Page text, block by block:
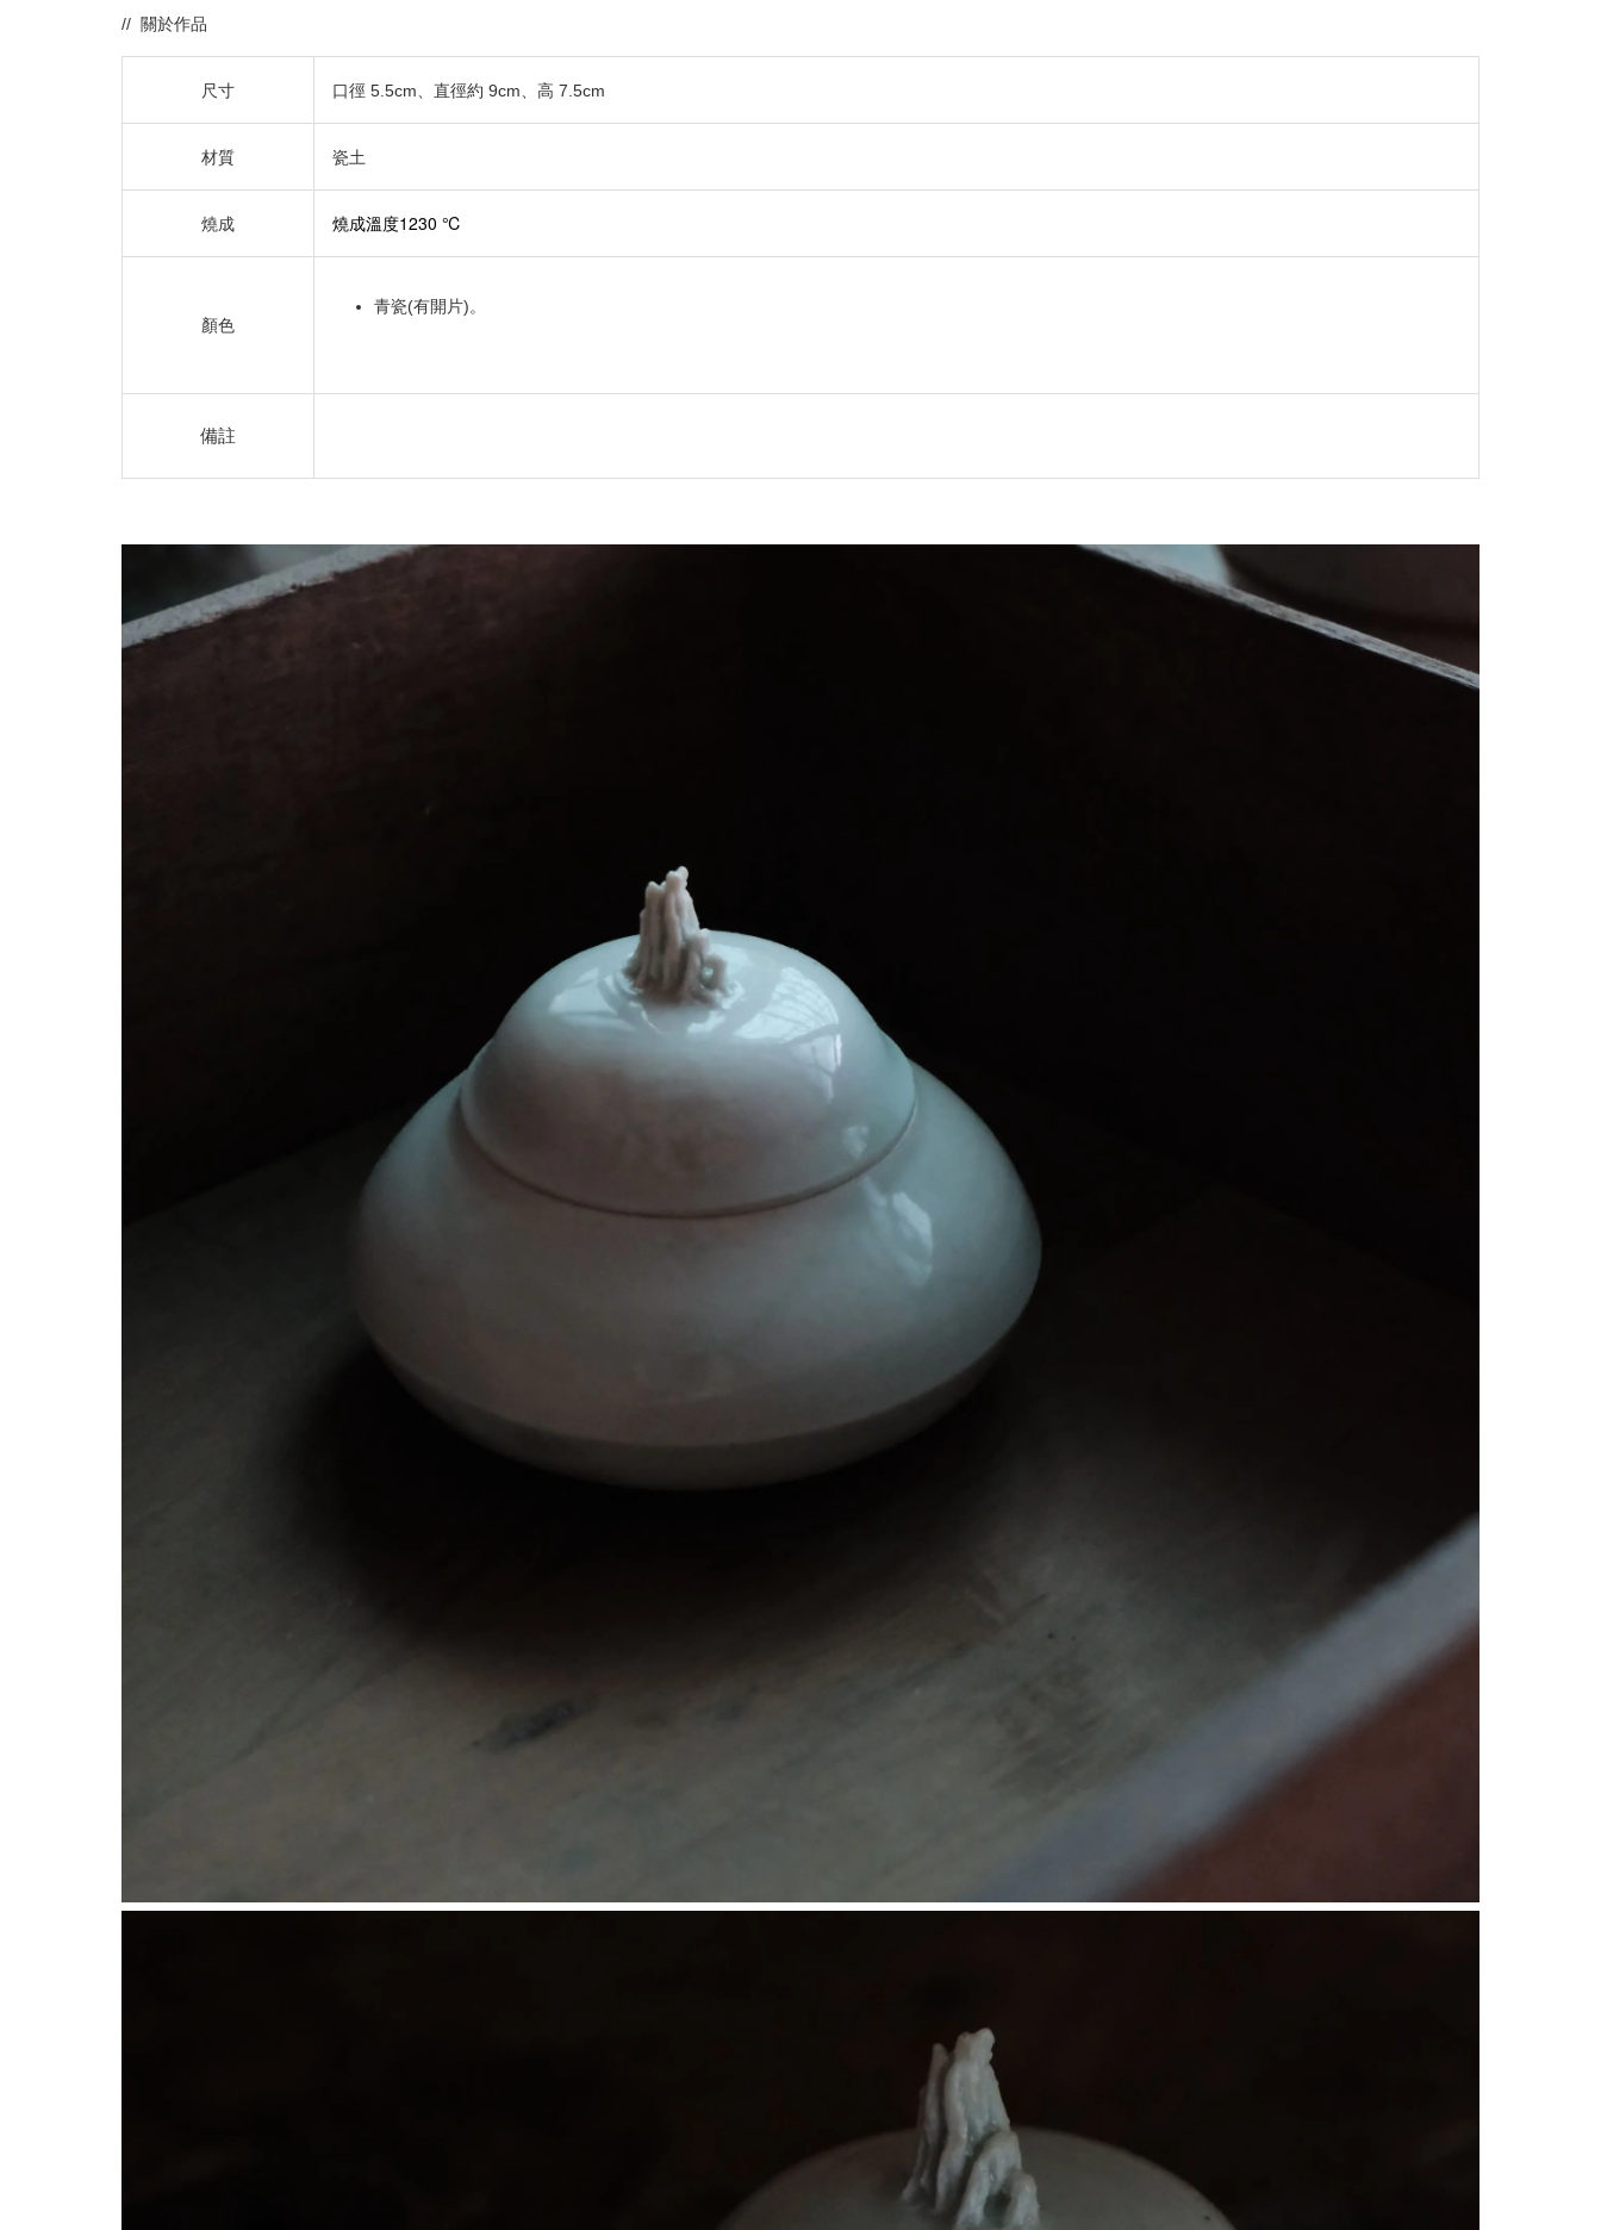
// 關於作品
尺寸 口徑 5.5cm、直徑約 9cm、 高 7.5cm
材質 瓷土
燒成 燒成溫度1230 ℃
顏色
青瓷(有開片)。
備註